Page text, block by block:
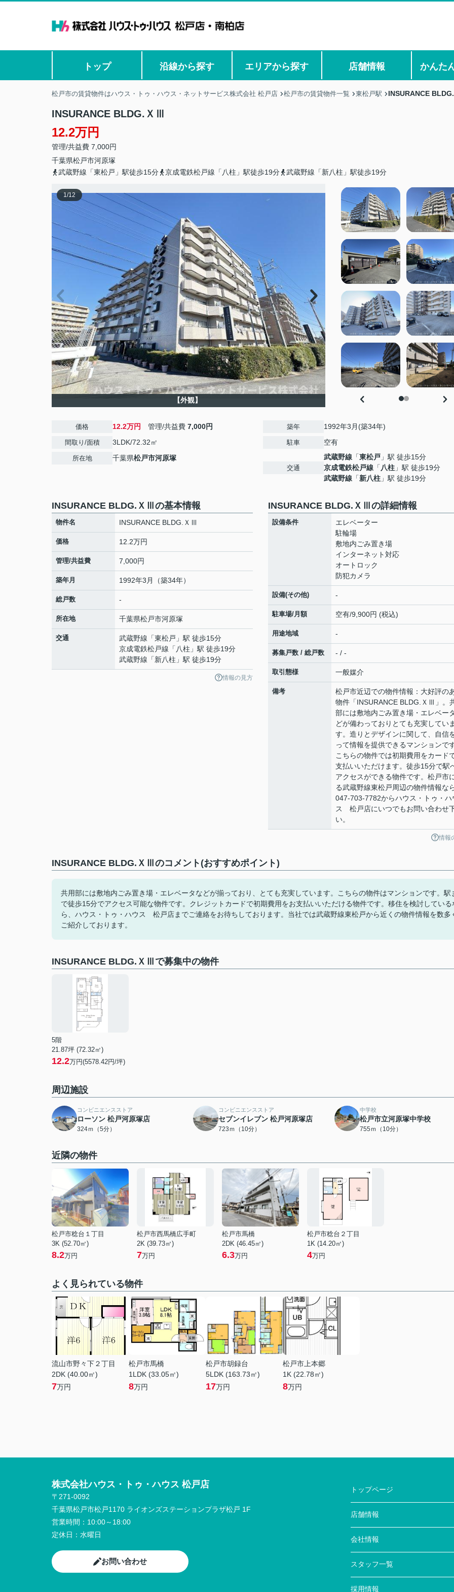
トップ 沿線から探す エリアから探す 店舗情報 かんた
松戸市の賃貸物件はハウス・トゥ・ハウス・ネットサービス株式会社 松戸店 松戸市の賃貸物件一覧 東松戸駅 INSURANCE
INSURANCE BLDG.ＸⅢ
12.2万円
管理/共益費 7,000円
千葉県松戸市河原塚
武蔵野線「東松戸」駅徒歩15分
京成電鉄松戸線「八柱」駅徒歩19分 武蔵野線「新八柱」駅徒歩19分
1/12
【外観】
価格 12.2万円 管理/共益費 7,000円
間取り/面積 3LDK/72.32㎡
所在地 千葉県松戸市河原塚
築年 1992年3月(築34年)
駐車 空有
交通
武蔵野線 「東松戸 」駅 徒歩15分
京成電鉄松戸線 「 八柱 」駅 徒歩19分
武蔵野線 「新八柱 」駅 徒歩19分
INSURANCE BLDG.ＸⅢの基本情報
物件名 INSURANCE BLDG.ＸⅢ
価格 12.2万円
管理/共益費 7,000円
築年月 1992年3月（築34年）
総戸数 -
所在地 千葉県松戸市河原塚
交通 武蔵野線 「東松戸 」駅 徒歩15分
京成電鉄松戸線 「 八柱 」駅 徒歩19分
武蔵野線 「新八柱 」駅 徒歩19分
情報の見方
INSURANCE BLDG.ＸⅢの詳細情報
設備条件
エレベーター
駐輪場
敷地内ごみ置き場
インターネット対応
オートロック
防犯カメラ
設備(その他) -
駐車場/月額 空有/9,900円 (税込)
用途地域 -
募集戸数 / 総戸数 - / -
取引態様 一般媒介
備考
松戸市近辺での物件情報：大好評の
物件「INSURANCE BLDG.ＸⅢ」。
部には敷地内ごみ置き場・エレベー
どが備わっておりとても充実してい
す。造りとデザインに関して、自信
って情報を提供できるマンションで
こちらの物件では初期費用をカード
支払いいただけます。徒歩15分で駅
アクセスができる物件です。松戸市
る武蔵野線東松戸周辺の物件情報な
047-703-7782からハウス・トゥ・ハ
ス 松戸店にいつでもお問い合わせ
い。
情報
INSURANCE BLDG.ＸⅢのコメント(おすすめポイント)
共用部には敷地内ごみ置き場・エレベータなどが揃っており、とても充実しています。こちらの物件はマンションです。駅
で徒歩15分でアクセス可能な物件です。クレジットカードで初期費用をお支払いいただける物件です。移住を検討している
ら、ハウス・トゥ・ハウス 松戸店までご連絡をお待ちしております。当社では武蔵野線東松戸から近くの物件情報を数多
ご紹介しております。
INSURANCE BLDG.ＸⅢで募集中の物件
5階
21.87坪 (72.32㎡)
12.2万円(5578.42円/坪)
周辺施設
コンビニエンスストア
ローソン 松戸河原塚店
324ｍ（5分）
コンビニエンスストア
セブンイレブン 松戸河原塚店
723ｍ（10分）
中学校
松戸市立河原塚中学校
755ｍ（10分）
近隣の物件
松戸市稔台１丁目
3K (52.70㎡)
8.2万円
松戸市西馬橋広手町
2K (39.73㎡)
7万円
松戸市馬橋
2DK (46.45㎡)
6.3万円
松戸市稔台２丁目
1K (14.20㎡)
4万円
よく見られている物件
流山市野々下２丁目
2DK (40.00㎡)
7万円
松戸市馬橋
1LDK (33.05㎡)
8万円
松戸市胡録台
5LDK (163.73㎡)
17万円
松戸市上本郷
1K (22.78㎡)
8万円
株式会社ハウス・トゥ・ハウス 松戸店
〒271-0092
千葉県松戸市松戸1170 ライオンズステーションプラザ松戸 1F
営業時間： 10:00～18:00
定休日： 水曜日
お問い合わせ
トップページ
店舗情報
会社情報
スタッフ一覧
採用情報